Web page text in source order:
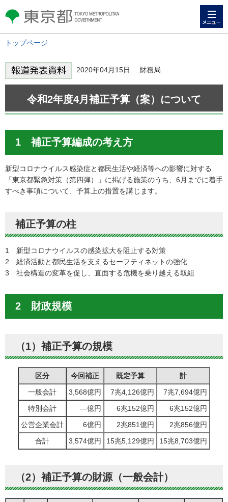
東京都 TOKYO METROPOLITAN
GOVERNMENT
トップページ
2020年04月15日 財務局
令和2年度4月補正予算（案）について
1 補正予算編成の考え方
新型コロナウイルス感染症と都民生活や経済等への影響に対する
「東京都緊急対策（第四弾）」に掲げる施策のうち、6月までに着手
すべき事項について、予算上の措置を講じます。
補正予算の柱
1 新型コロナウイルスの感染拡大を阻止する対策
2 経済活動と都民生活を支えるセーフティネットの強化
3 社会構造の変革を促し、直面する危機を乗り越える取組
2 財政規模
（1）補正予算の規模
区分 今回補正 既定予算
計
一般会計
3,568億円 7兆4,126億円
7兆7,694億円
特別会計
―億円 6兆152億円
6兆152億円
公営企業会計
6億円 2兆851億円
2兆856億円
合計
3,574億円 15兆5,129億円 15兆8,703億円
（2）補正予算の財源（一般会計）